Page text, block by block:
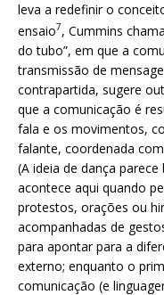
leva a redefinir o
ensaio7, Cummins
do tubo”, em que a
transmissão de
contrapartida, sugere
que a comunicação é
fala e os movimentos,
falante, coordenada
(A ideia de dança
acontece aqui quando
protestos, orações ou
acompanhadas de
para apontar para a
externo; enquanto o
comunicação (e